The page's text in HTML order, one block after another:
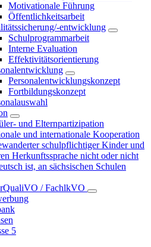
Motivationale Führung
Öffentlichkeitsarbeit
entwicklung
Schulprogrammarbeit
Interne Evaluation
Effektivitätsorientierung
Personalentwicklungskonzept
Fortbildungskonzept
und Elternpartizipation
und internationale Kooperation
schulpflichtiger Kinder und
Herkunftssprache nicht oder nicht
ist, an sächsischen Schulen
/ FachlkVO
5